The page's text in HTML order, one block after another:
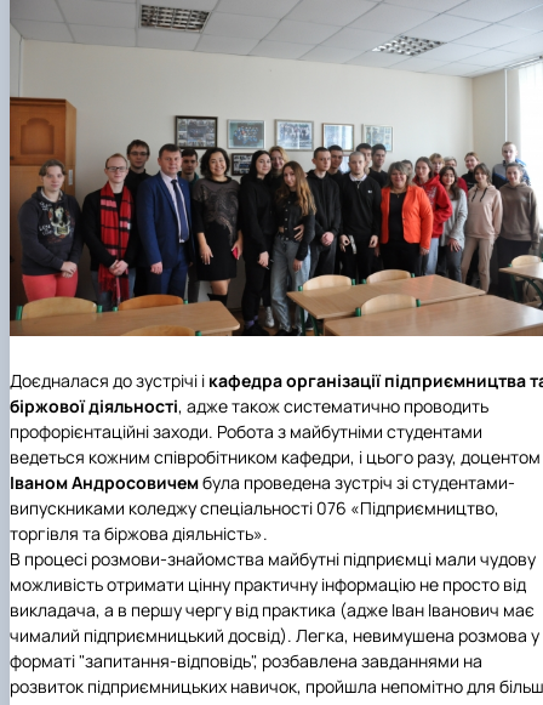
Доєдналася до зустрічі і кафедра організації підприємництва
біржової діяльності, адже також систематично проводить
профорієнтаційні заходи. Робота з майбутніми студентами
ведеться кожним співробітником кафедри, і цього разу, доцентом
Іваном Андросовичембула проведена зустріч зі студентами-
випускниками коледжу спеціальності 076 «Підприємництво,
торгівля та біржова діяльність».
В процесі розмови-знайомства майбутні підприємці мали чудову
можливість отримати цінну практичну інформацію не просто від
викладача, а в першу чергу від практика (адже Іван Іванович має
чималий підприємницький досвід). Легка, невимушена розмова у
форматі "запитання-відповідь", розбавлена завданнями на
розвиток підприємницьких навичок, пройшла непомітно для більш